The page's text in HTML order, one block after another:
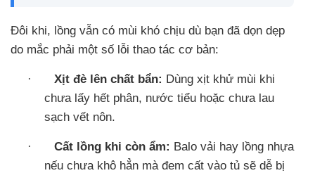
Đôi khi, lồng vẫn có mùi khó chịu dù bạn đã dọn dẹp
do mắc phải một số lỗi thao tác cơ bản:
· Xịt đè lên chất bẩn: Dùng xịt khử mùi khi
chưa lấy hết phân, nước tiểu hoặc chưa lau
sạch vết nôn.
· Cất lồng khi còn ẩm: Balo vải hay lồng nhựa
nếu chưa khô hẳn mà đem cất vào tủ sẽ dễ bị